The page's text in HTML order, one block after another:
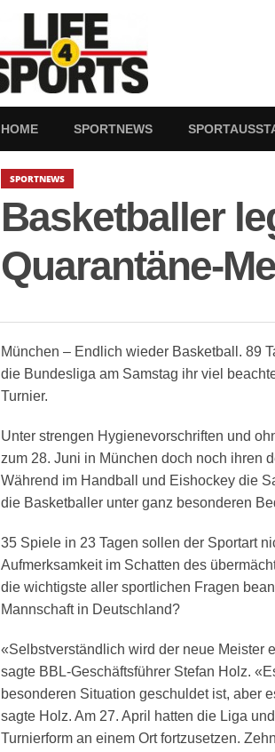
HOME SPORTNEWS
SPORTNEWS
Basketballer
Quarantäne-
München – Endlich wieder Basketball. 89
die Bundesliga am Samstag ihr viel
Turnier.
Unter strengen Hygienevorschriften und
zum 28. Juni in München doch noch ihren
Während im Handball und Eishockey die
die Basketballer unter ganz besonderen
35 Spiele in 23 Tagen sollen der Sportart
Aufmerksamkeit im Schatten des
die wichtigste aller sportlichen Fragen
Mannschaft in Deutschland?
«Selbstverständlich wird der neue Meister
sagte BBL-Geschäftsführer Stefan Holz.
besonderen Situation geschuldet ist, aber
sagte Holz. Am 27. April hatten die Liga
Turnierform an einem Ort fortzusetzen.